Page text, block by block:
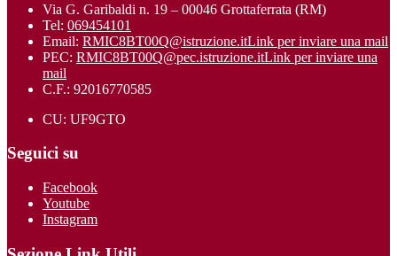
Via G. Garibaldi n. 19 – 00046 Grottaferrata (RM)
Tel: 069454101
Email: RMIC8BT00Q@istruzione.itLink per inviare una mail
PEC: RMIC8BT00Q@pec.istruzione.itLink per inviare una
mail
C.F.: 92016770585
CU: UF9GTO
Seguici su
Facebook
Youtube
Instagram